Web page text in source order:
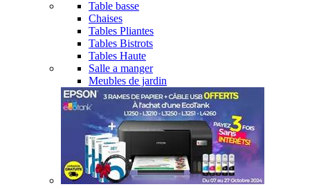
Table basse
Chaises
Tables Pliantes
Tables Bistrots
Tables Haute
Salle a manger
Meubles de jardin